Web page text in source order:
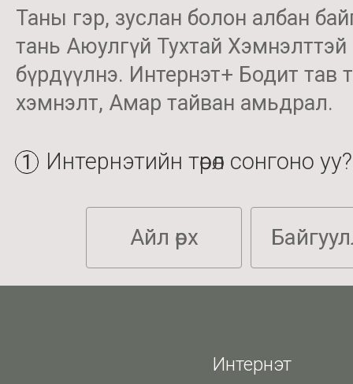
Таны гэр, зуслан болон албан
тань Аюулгүй Тухтай
бүрдүүлнэ. Интернэт+ Бодит тав
хэмнэлт, Амар тайван амьдрал.
1 Интернэтийн төрөл сонгоно уу?
Aйл өрх
Интернэт